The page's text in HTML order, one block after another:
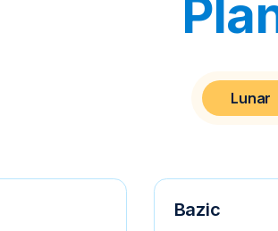
Lunar
Bazic